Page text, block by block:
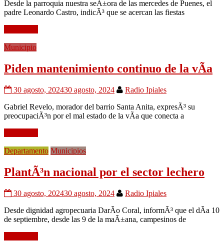
Desde la parroquia nuestra seÃ±ora de las mercedes de Puenes, el
padre Leonardo Castro, indicÃ³ que se acercan las fiestas
Municipio
Piden mantenimiento continuo de la vÃ­a
30 agosto, 202430 agosto, 2024
Radio Ipiales
Gabriel Revelo, morador del barrio Santa Anita, expresÃ³ su
preocupaciÃ³n por el mal estado de la vÃ­a que conecta a
Departamento Municipios
PlantÃ³n nacional por el sector lechero
30 agosto, 202430 agosto, 2024
Radio Ipiales
Desde dignidad agropecuaria DarÃ­o Coral, informÃ³ que el dÃ­a 10
de septiembre, desde las 9 de la maÃ±ana, campesinos de